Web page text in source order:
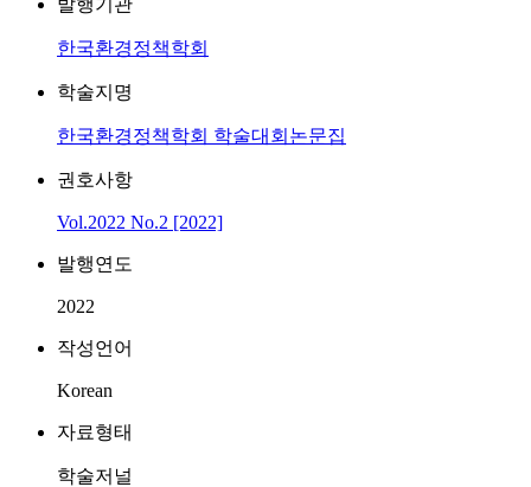
발행기관
한국환경정책학회
학술지명
한국환경정책학회 학술대회논문집
권호사항
Vol.2022 No.2 [2022]
발행연도
2022
작성언어
Korean
자료형태
학술저널